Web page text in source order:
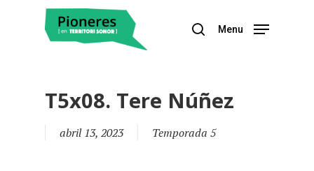
Menu
T5x08. Tere Núñez
abril 13, 2023 Temporada 5